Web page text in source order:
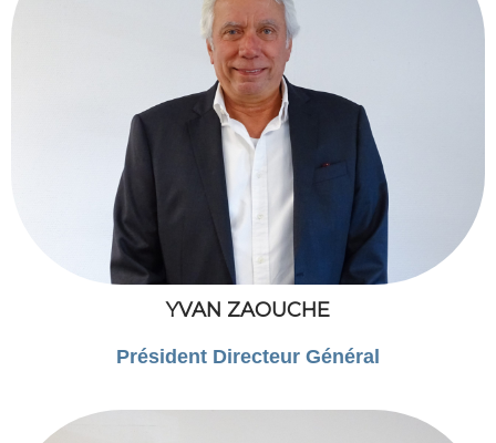
YVAN ZAOUCHE
Président Directeur Général